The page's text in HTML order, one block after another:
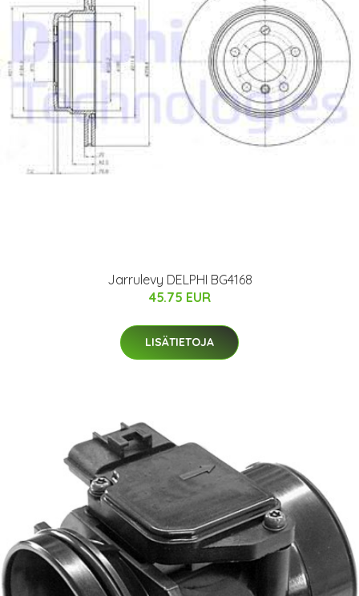
Jarrulevy DELPHI BG4168
45.75 EUR
LISÄTIETOJA